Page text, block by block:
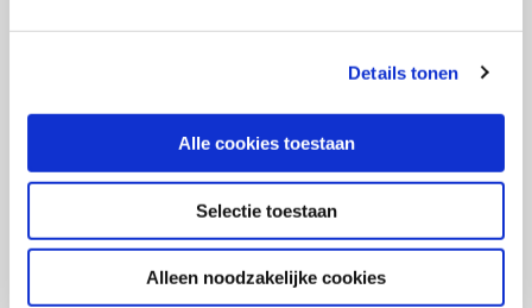
Details tonen
Alle cookies toestaan
Selectie toestaan
Alleen noodzakelijke cookies
Brandr: Kroniek van het
Het merk op weg naar de